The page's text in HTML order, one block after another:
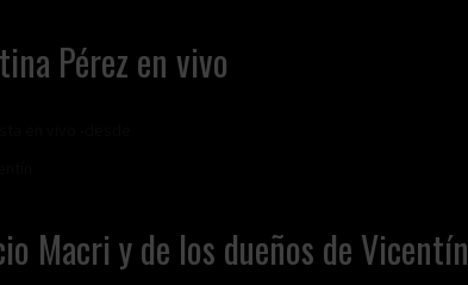
Pérez en vivo
Macri y de los dueños de Vicentín